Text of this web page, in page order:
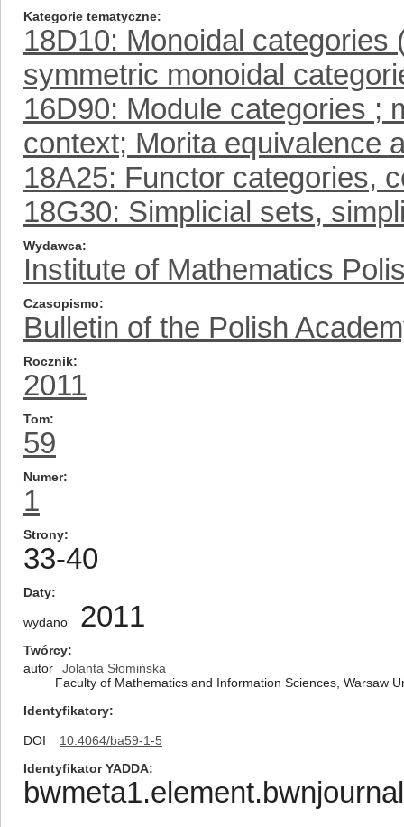
Kategorie tematyczne
18D10: Monoidal
symmetric monoidal
16D90: Module categories ;
context; Morita equivalence
18A25: Functor categories,
18G30: Simplicial sets,
Wydawca
Institute of Mathematics
Czasopismo
Bulletin of the Polish
Rocznik
2011
Tom
59
Numer
1
Strony
33-40
Daty
wydano 2011
Twórcy
autor
Jolanta Słomińska
Faculty of Mathematics and Information Sciences, Warsaw
Identyfikatory
DOI
10.4064/ba59-1-5
Identyfikator YADDA